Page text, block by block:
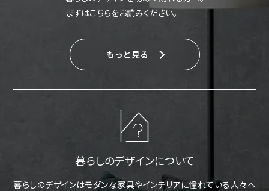
まずはこちらをお読みください。
もっと見る
暮らしのデザインについて
暮らしのデザインはモダンな家具やインテリアに憧れている人々へ